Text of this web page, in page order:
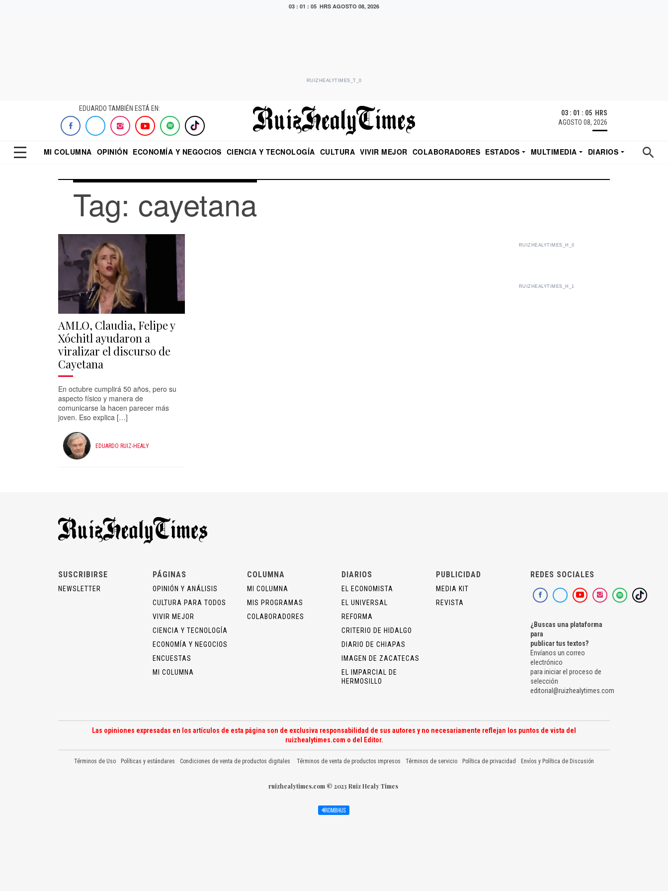
03 : 01 : 05 HRS AGOSTO 08, 2026
RUIZHEALYTIMES_T_0
EDUARDO TAMBIÉN ESTÁ EN:
03 : 01 : 05 HRS
AGOSTO 08, 2026
MI COLUMNA OPINIÓN ECONOMÍA Y NEGOCIOS CIENCIA Y TECNOLOGÍA CULTURA VIVIR MEJOR COLABORADORES ESTADOS MULTIMEDIA
DIARIOS
Tag: cayetana
AMLO, Claudia, Felipe y
Xóchitl ayudaron a
viralizar el discurso de
Cayetana
En octubre cumplirá 50 años, pero su
aspecto físico y manera de
comunicarse la hacen parecer más
joven. Eso explica […]
EDUARDO RUIZ-HEALY
RUIZHEALYTIMES_H_0
RUIZHEALYTIMES_H_1
SUSCRIBIRSE
NEWSLETTER
PÁGINAS
OPINIÓN Y ANÁLISIS
CULTURA PARA TODOS
VIVIR MEJOR
CIENCIA Y TECNOLOGÍA
ECONOMÍA Y NEGOCIOS
ENCUESTAS
MI COLUMNA
COLUMNA
MI COLUMNA
MIS PROGRAMAS
COLABORADORES
DIARIOS
EL ECONOMISTA
EL UNIVERSAL
REFORMA
CRITERIO DE HIDALGO
DIARIO DE CHIAPAS
IMAGEN DE ZACATECAS
EL IMPARCIAL DE
HERMOSILLO
PUBLICIDAD
MEDIA KIT
REVISTA
REDES SOCIALES
¿Buscas una plataforma
para
publicar tus textos?
Envíanos un correo
electrónico
para iniciar el proceso de
selección
editorial@ruizhealytimes.com
Las opiniones expresadas en los artículos de esta página son de exclusiva responsabilidad de sus autores y no necesariamente reflejan los puntos de vista del
ruizhealytimes.com o del Editor.
Términos de Uso Políticas y estándares Condiciones de venta de productos digitales Términos de venta de productos impresos Términos de servicio Política de privacidad Envíos y Política de Discusión
ruizhealytimes.com © 2023 Ruiz Healy Times